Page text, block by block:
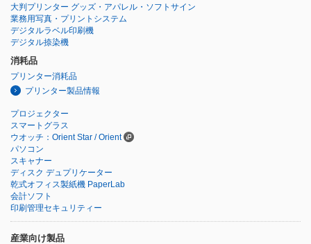
大判プリンター グッズ・アパレル・ソフトサイン
業務用写真・プリントシステム
デジタルラベル印刷機
デジタル捺染機
消耗品
プリンター消耗品
プリンター製品情報
プロジェクター
スマートグラス
ウオッチ：Orient Star / Orient
パソコン
スキャナー
ディスク デュプリケーター
乾式オフィス製紙機 PaperLab
会計ソフト
印刷管理セキュリティー
産業向け製品